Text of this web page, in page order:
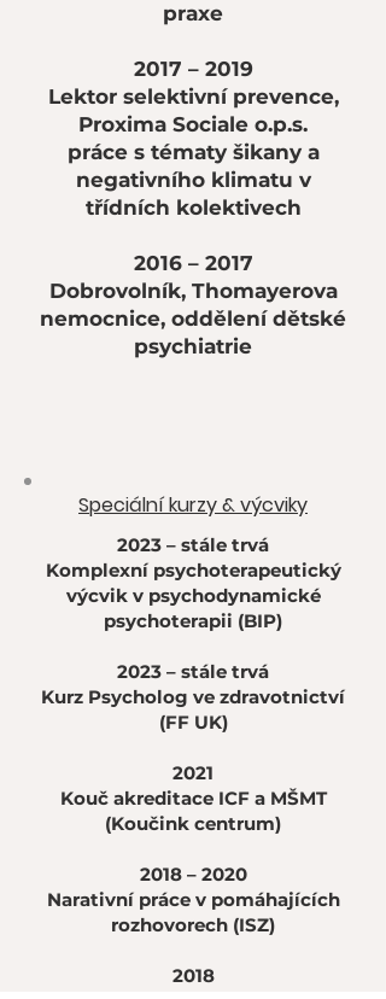
praxe
2017 – 2019
Lektor selektivní prevence,
Proxima Sociale o.p.s.
práce s tématy šikany a
negativního klimatu v
třídních kolektivech​
2016 – 2017
Dobrovolník, Thomayerova
nemocnice, oddělení dětské
psychiatrie
Speciální kurzy & výcviky
2023 – stále trvá
Komplexní psychoterapeutický
výcvik v psychodynamické
psychoterapii (BIP)
2023 – stále trvá
Kurz Psycholog ve zdravotnictví
(FF UK)
2021
Kouč akreditace ICF a MŠMT
(Koučink centrum)
2018 – 2020
Narativní práce v pomáhajících
rozhovorech (ISZ)
2018